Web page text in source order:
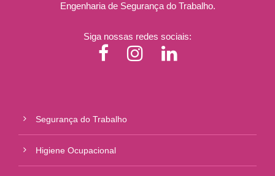
Engenharia de Segurança do Trabalho.
Siga nossas redes sociais:
Segurança do Trabalho
Higiene Ocupacional